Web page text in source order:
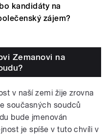
kandidáty na
zájem?
Zemanovi na
v naší zemi žije zrovna
současných soudců
bude jmenován
je spíše v tuto chvíli v